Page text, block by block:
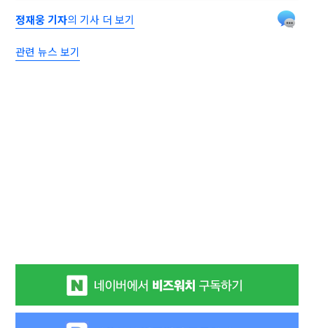
정재웅 기자의 기사 더 보기
관련 뉴스 보기